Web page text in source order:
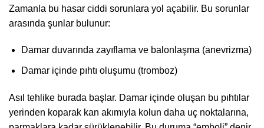
Zamanla bu hasar ciddi sorunlara yol açabilir. Bu sorunlar
arasında şunlar bulunur:
Damar duvarında zayıflama ve balonlaşma (anevrizma)
Damar içinde pıhtı oluşumu (tromboz)
Asıl tehlike burada başlar. Damar içinde oluşan bu pıhtılar
yerinden koparak kan akımıyla kolun daha uç noktalarına,